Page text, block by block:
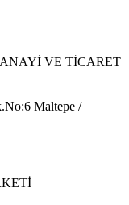
VE TİCARET
Maltepe /